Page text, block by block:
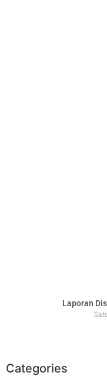
Laporan
Categories